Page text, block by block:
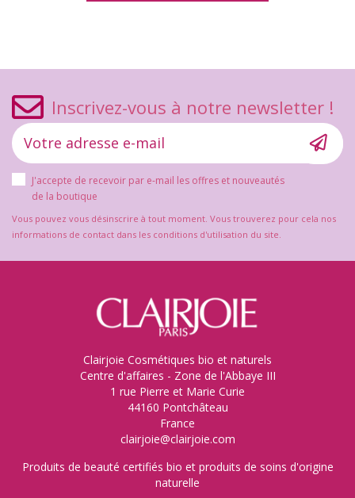
Inscrivez-vous à notre newsletter !
J'accepte de recevoir par e-mail les offres et nouveautés
de la boutique
Vous pouvez vous désinscrire à tout moment. Vous trouverez pour cela nos
informations de contact dans les conditions d'utilisation du site.
Clairjoie Cosmétiques bio et naturels
Centre d'affaires - Zone de l'Abbaye III
1 rue Pierre et Marie Curie
44160 Pontchâteau
France
clairjoie@clairjoie.com
Produits de beauté certifiés bio et produits de soins d'origine
naturelle